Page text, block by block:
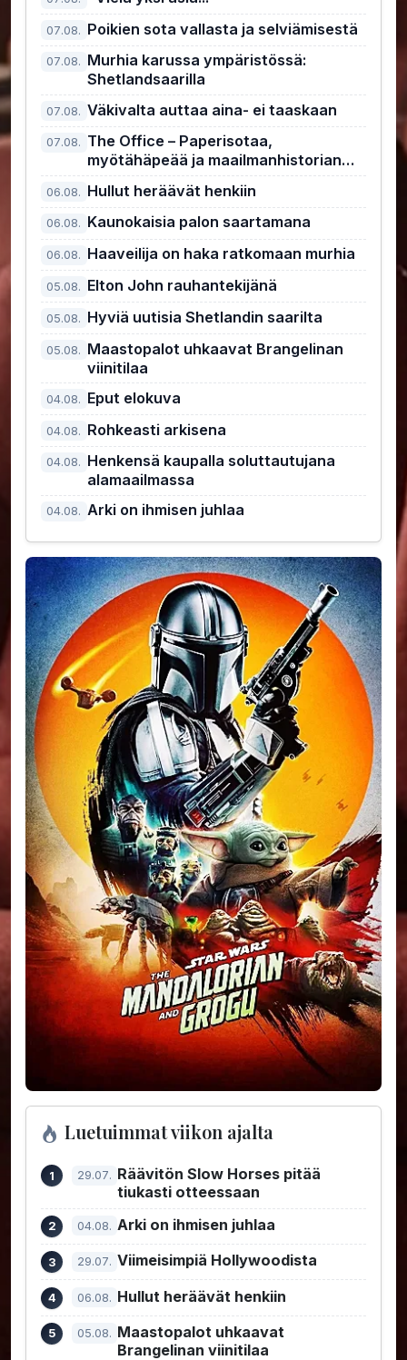
07.08. Poikien sota vallasta ja selviämisestä
07.08. Murhia karussa ympäristössä:
Shetlandsaarilla
07.08. Väkivalta auttaa aina- ei taaskaan
07.08. The Office – Paperisotaa,
myötähäpeää ja maailmanhistorian
kiusallisin pomo
06.08. Hullut heräävät henkiin
06.08. Kaunokaisia palon saartamana
06.08. Haaveilija on haka ratkomaan murhia
05.08. Elton John rauhantekijänä
05.08. Hyviä uutisia Shetlandin saarilta
05.08. Maastopalot uhkaavat Brangelinan
viinitilaa
04.08. Eput elokuva
04.08. Rohkeasti arkisena
04.08. Henkensä kaupalla soluttautujana
alamaailmassa
04.08. Arki on ihmisen juhlaa
Luetuimmat viikon ajalta
29.07. Räävitön Slow Horses pitää
tiukasti otteessaan
04.08. Arki on ihmisen juhlaa
29.07. Viimeisimpiä Hollywoodista
06.08. Hullut heräävät henkiin
05.08. Maastopalot uhkaavat
Brangelinan viinitilaa